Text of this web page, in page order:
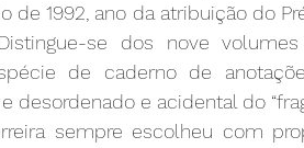
de 1992, ano da atribuição do
se dos nove
de caderno de
desordenado e acidental do
sempre escolheu com